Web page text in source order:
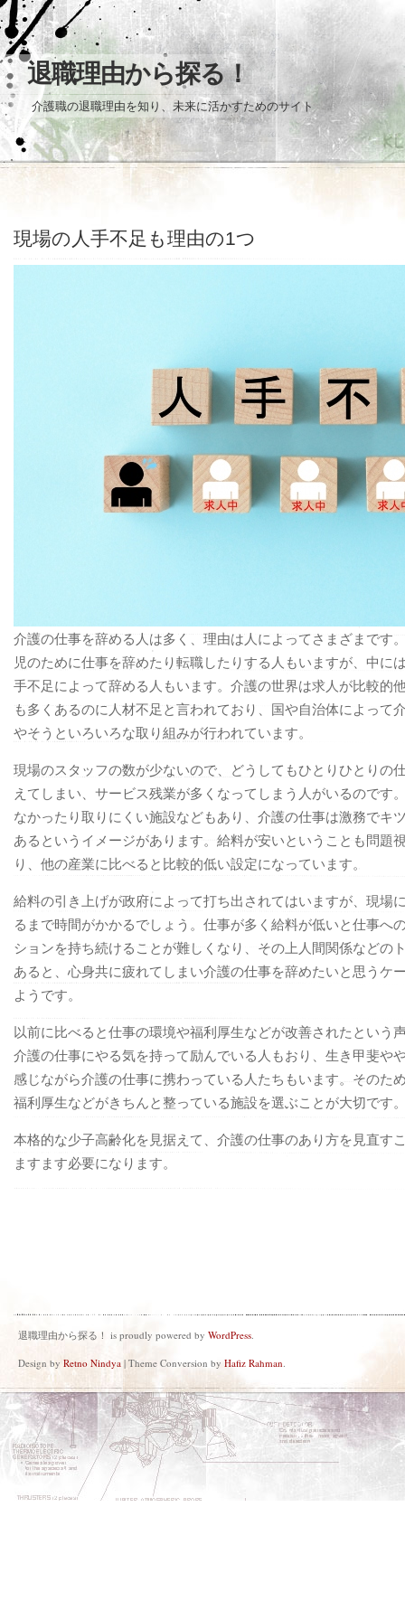
退職理由から探る！
介護職の退職理由を知り、未来に活かすためのサイト
現場の人手不足も理由の1つ
介護の仕事を辞める人は多く、理由は人によってさまざまです
児のために仕事を辞めたり転職したりする人もいますが、中に
手不足によって辞める人もいます。介護の世界は求人が比較的
も多くあるのに人材不足と言われており、国や自治体によって
やそうといろいろな取り組みが行われています。
現場のスタッフの数が少ないので、どうしてもひとりひとりの
えてしまい、サービス残業が多くなってしまう人がいるのです
なかったり取りにくい施設などもあり、介護の仕事は激務でキ
あるというイメージがあります。給料が安いということも問題
り、他の産業に比べると比較的低い設定になっています。
給料の引き上げが政府によって打ち出されてはいますが、現場
るまで時間がかかるでしょう。仕事が多く給料が低いと仕事へ
ションを持ち続けることが難しくなり、その上人間関係などの
あると、心身共に疲れてしまい介護の仕事を辞めたいと思うケ
ようです。
以前に比べると仕事の環境や福利厚生などが改善されたという
介護の仕事にやる気を持って励んでいる人もおり、生き甲斐や
感じながら介護の仕事に携わっている人たちもいます。そのた
福利厚生などがきちんと整っている施設を選ぶことが大切です
本格的な少子高齢化を見据えて、介護の仕事のあり方を見直す
ますます必要になります。
退職理由から探る！ is proudly powered by WordPress.
Design by Retno Nindya | Theme Conversion by Hafiz Rahman.